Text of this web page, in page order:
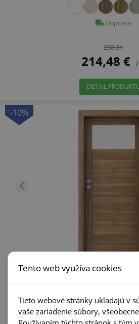
Doprava
238.31
214,48 € /
DETAIL
-10%
Porta Verte Home
Tento web využíva cookies
Tieto webové stránky ukladajú v
vaše zariadenie súbory,